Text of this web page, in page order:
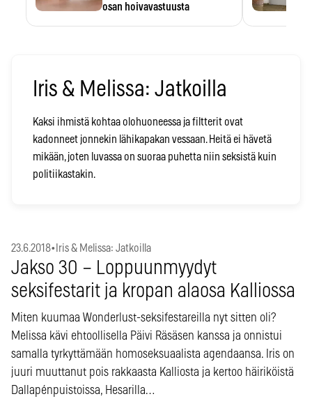
osan hoivavastuusta
Iris & Melissa: Jatkoilla
Kaksi ihmistä kohtaa olohuoneessa ja filtterit ovat
kadonneet jonnekin lähikapakan vessaan. Heitä ei hävetä
mikään, joten luvassa on suoraa puhetta niin seksistä kuin
politiikastakin.
23.6.2018• Iris & Melissa: Jatkoilla
Jakso 30 – Loppuunmyydyt
seksifestarit ja kropan alaosa Kalliossa
Miten kuumaa Wonderlust-seksifestareilla nyt sitten oli?
Melissa kävi ehtoollisella Päivi Räsäsen kanssa ja onnistui
samalla tyrkyttämään homoseksuaalista agendaansa. Iris on
juuri muuttanut pois rakkaasta Kalliosta ja kertoo häiriköistä
Dallapénpuistoissa, Hesarilla…